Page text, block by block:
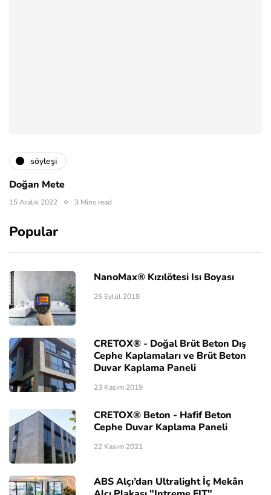
söyleşi
Doğan Mete
15 Aralık 2022 3 Mins read
Popular
NanoMax® Kızılötesi Isı Boyası
25 Eylül 2018
CRETOX® - Doğal Brüt Beton Dış
Cephe Kaplamaları ve Brüt Beton
Duvar Kaplama Paneli
23 Kasım 2019
CRETOX® Beton - Hafif Beton
Cephe Duvar Kaplama Paneli
22 Kasım 2021
ABS Alçı’dan Ultralight İç Mekân